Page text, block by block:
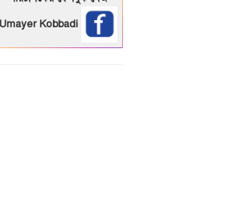
Umayer Kobbadi